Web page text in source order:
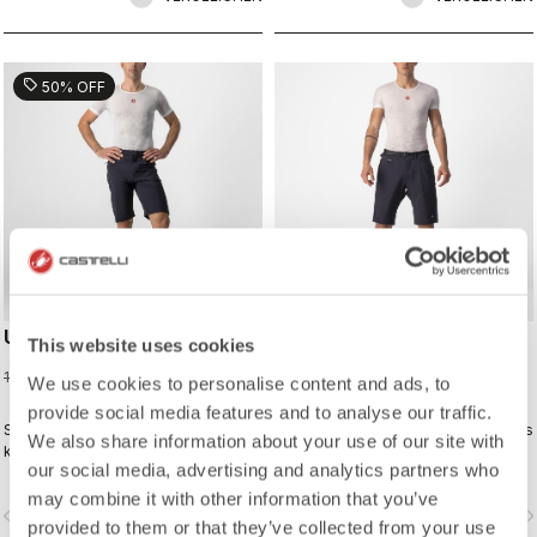
This website uses cookies
We use cookies to personalise content and ads, to
provide social media features and to analyse our traffic.
We also share information about your use of our site with
our social media, advertising and analytics partners who
may combine it with other information that you’ve
provided to them or that they’ve collected from your use
einschnürt oder einschränkt.
sell 50% OFF
UNLIMITED BAGGY SHORT
119,95 € 59,98 €
Stylischer Baggy-Look und doch
kein Schlabber-Tragegefühl: dank
ihrer körpernäheren Passform und
des Stretchmaterials ist diese Short
bereit für die längsten Etappen – und navigate_next
149,95 €
Die leistungsstarke Baggy-Short aus
ultraleichtem Stretch-Gewebe mit
variabler Belüftung, um Sie bei
Bedarf kühl zu halten.
navigate_before